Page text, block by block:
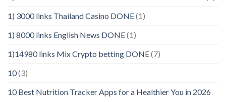
1) 3000 links Thailand Casino DONE(1)
1) 8000 links English News DONE(1)
1)14980 links Mix Crypto betting DONE(7)
10(3)
10 Best Nutrition Tracker Apps for a Healthier You in 2026